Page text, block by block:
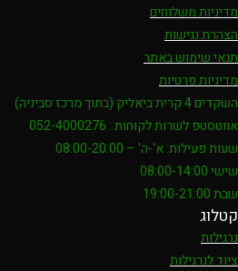
מדיניות משלוחים
הצהרת נגישות
תנאי שימוש באתר
מדיניות פרטיות
השקדים 4 קרית ביאליק (בתוך מרכז סביניה)
אווטסטפ לשרות לקוחות : 052-4000276
שעות פעילות: א'-ה' – 08:00-20:00
שישי 08:00-14:00
שבת 19:00-21:00
קטלוג
נרגילות
ציוד לנרגילות